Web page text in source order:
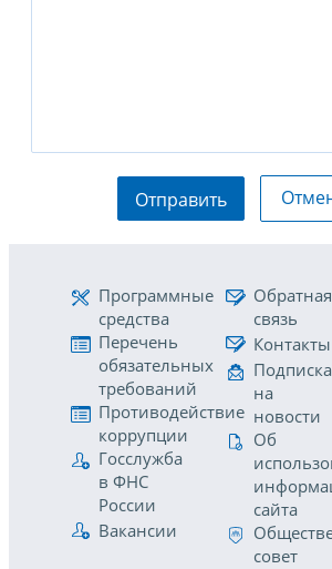
Отправить
Программные
средства
Перечень
обязательных
требований
Противодействие
коррупции
Госслужба
в ФНС
России
Вакансии
Обратная
связь
Контакты
Подписка
на
новости
Об
сайта
совет